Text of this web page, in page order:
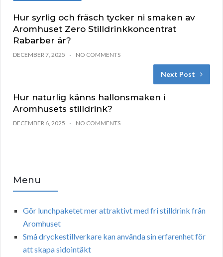
Hur syrlig och fräsch tycker ni smaken av
Aromhuset Zero Stilldrinkkoncentrat
Rabarber är?
DECEMBER 7, 2025 NO COMMENTS
Next Post
Hur naturlig känns hallonsmaken i
Aromhusets stilldrink?
DECEMBER 6, 2025 NO COMMENTS
Menu
Gör lunchpaketet mer attraktivt med fri stilldrink från
Aromhuset
Små dryckestillverkare kan använda sin erfarenhet för
att skapa sidointäkt